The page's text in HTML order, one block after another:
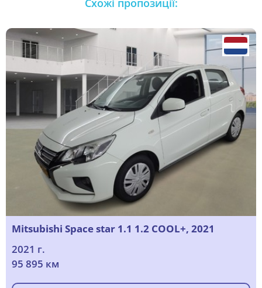
Схожі пропозиції:
Mitsubishi Space star 1.1 1.2 COOL+, 2021
2021 г.
95 895 км